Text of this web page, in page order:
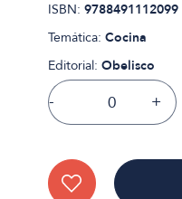
ISBN: 9788491112099
Temática: Cocina
Editorial: Obelisco
- +